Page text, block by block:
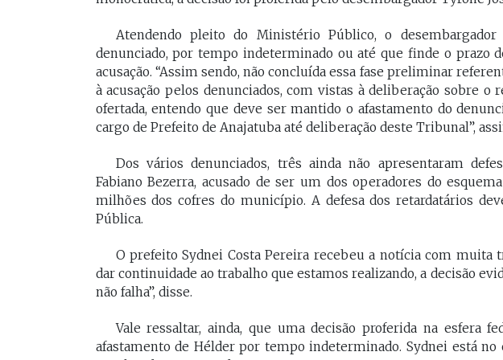
Atendendo pleito do Ministério Público, o
denunciado, por tempo indeterminado ou até que finde o prazo
acusação. “Assim sendo, não concluída essa fase preliminar
à acusação pelos denunciados, com vistas à deliberação sobre o
ofertada, entendo que deve ser mantido o afastamento do
cargo de Prefeito de Anajatuba até deliberação deste Tribunal”,
Dos vários denunciados, três ainda não apresentaram
Fabiano Bezerra, acusado de ser um dos operadores do
milhões dos cofres do município. A defesa dos retardatários
Pública.
O prefeito Sydnei Costa Pereira recebeu a notícia com muita
dar continuidade ao trabalho que estamos realizando, a decisão
não falha”, disse.
Vale ressaltar, ainda, que uma decisão proferida na esfera
afastamento de Hélder por tempo indeterminado. Sydnei está no
porque nós temos
mais convergências do
divergências, somos da
geração.
FELIPE CAMARÃO
Procurador federal de
UFMA, foi presidente do
Procon/MA e atuou como
secretários da Segep,
Secma, Segov e Seduc. É
fora."
PAULO VELTEN
Desembargador
maranhense desde março
diretor da Escola Superior
da Magistratura do
Maranhão (ESMAM) no
biênio 2017/2018 e de
2020/2022. Foi presidente
do Tribunal de Justiça do
Maranhão para o Biênio